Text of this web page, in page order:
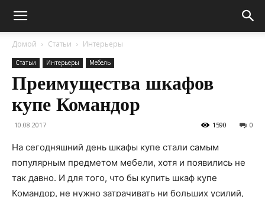
Домой Статьи Интерьеры
Статьи Интерьеры Мебель
Преимущества шкафов
купе Командор
10.08.2017 0
1590
На сегодняшний день шкафы купе стали самым
популярным предметом мебели, хотя и появились не
так давно. И для того, что бы купить шкаф купе
Командор, не нужно затрачивать ни больших усилий,